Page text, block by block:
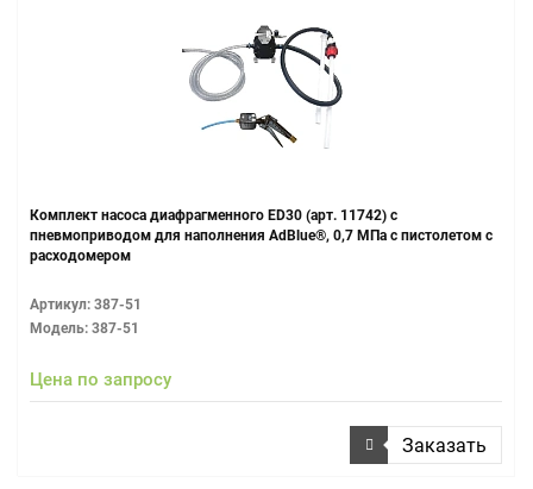
Комплект насоса диафрагменного ЕD30 (арт. 11742) с
пневмоприводом для наполнения AdBlue®, 0,7 МПа c пистолетом c
расходомером
Артикул: 387-51
Модель: 387-51
Цена по запросу
Заказать